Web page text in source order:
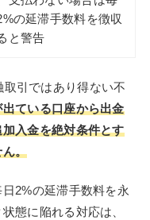
の延滞手数料を徴収
と警告
引ではあり得ない不
出ている口座から出金
入金を絶対条件とす
ん。
2%の延滞手数料を永
態に陥れる対応は、